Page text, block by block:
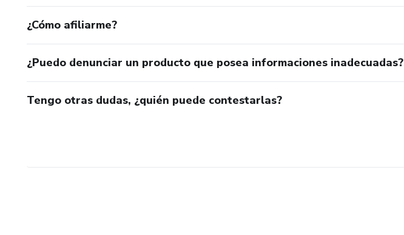
¿Cómo afiliarme?
¿Puedo denunciar un producto que posea informaciones inadecuadas?
Tengo otras dudas, ¿quién puede contestarlas?